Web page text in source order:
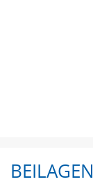
BEILAGEN